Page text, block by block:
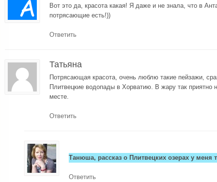
Вот это да, красота какая! Я даже и не знала, что в
потрясающие есть!))
Ответить
Татьяна
Потрясающая красота, очень люблю такие пейзажи,
Плитвецкие водопады в Хорватию. В жару так приятно
месте.
Ответить
Танюша, рассказ о Плитвецких озерах у меня
Ответить